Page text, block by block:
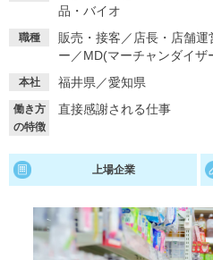
イベントを探す スカウ
就活ノウハウが満載！
適職診断
あなたに合う仕事を診断！
品・バイオ
職種 販売・接客 ／ 店長・店舗運
ー ／MD(マーチャンダイザ
本社 福井県／愛知県
働き方
の特徴
直接感謝される仕事
上場企業